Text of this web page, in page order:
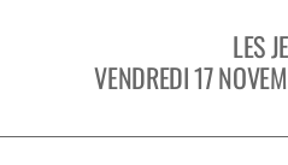
LES
VENDREDI 17